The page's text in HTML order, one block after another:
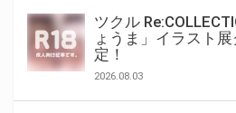
ツクル
ょうま」イラスト
定！
2026.08.03